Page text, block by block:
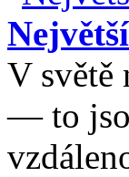
V světě
— to